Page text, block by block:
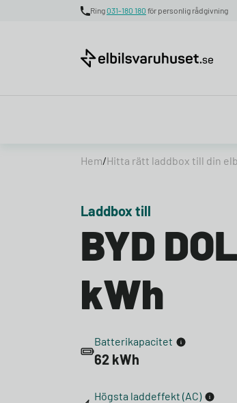
Ring031-180 180 för personlig rådgivning
Hem/Hitta rätt laddbox till din
Laddbox till
BYD
kWh
Batterikapacitet
62 kWh
Högsta laddeffekt (AC)